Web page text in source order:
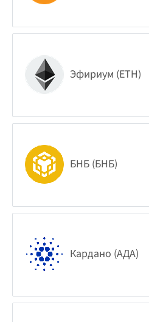
Эфириум (ETH)
БНБ (БНБ)
Кардано (АДА)